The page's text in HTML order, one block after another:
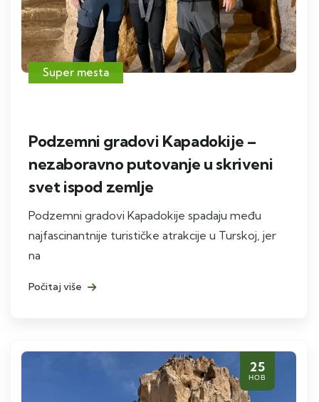
Super mesta
Podzemni gradovi Kapadokije –
nezaboravno putovanje u skriveni
svet ispod zemlje
Podzemni gradovi Kapadokije spadaju među
najfascinantnije turističke atrakcije u Turskoj, jer
na
Počitaj više
25
НОВ